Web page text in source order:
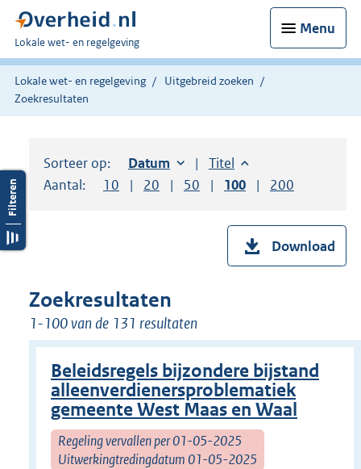
Menu
U
bent
hier:
Lokale wet- en regelgeving
Lokale wet- en regelgeving
Uitgebreid zoeken
Zoekresultaten
Sorteer op: Sorteer op:
Datum oplopendSorteer op:
Titel oplopend
Aantal:
Toon
10 resultaten per pagina
Toon
20 resultaten per pagina
Toon
50 resultaten per pagina
Toon
100 resultaten per
Toon
200
Download
Zoekresultaten
1-100 van de 131 resultaten
Beleidsregels bijzondere bijstand
alleenverdienersproblematiek
gemeente West Maas en Waal
Regeling vervallen per 01-05-2025
Uitwerkingtredingdatum 01-05-2025